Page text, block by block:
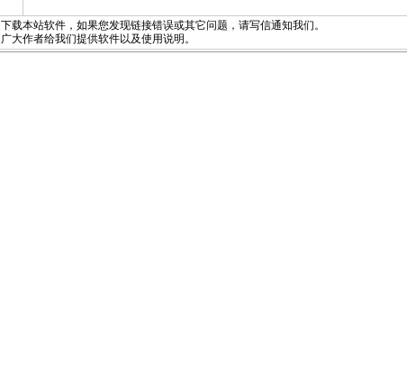
载本站软件，如果您发现链接错误或其它问题，请写信通知我们。
大作者给我们提供软件以及使用说明。